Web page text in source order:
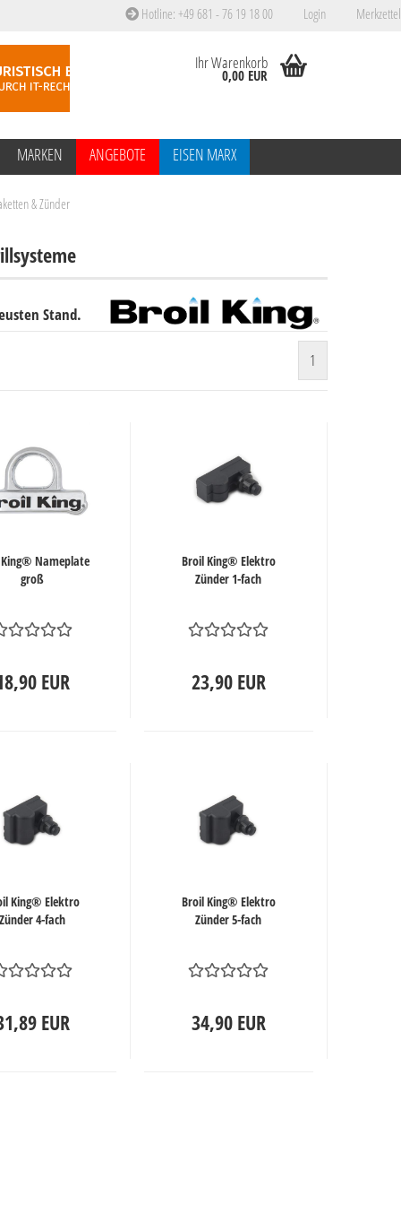
Hotline: +49 681 - 76 19 18 00 Login Merkzettel
Ihr Warenkorb
0,00 EUR
MARKEN ANGEBOTE EISEN MARX
& Zünder
Stand.
1
Nameplate
groß
EUR
Broil King® Elektro
Zünder 1-fach
23,90 EUR
King® Elektro
Zünder 4-fach
EUR
Broil King® Elektro
Zünder 5-fach
34,90 EUR